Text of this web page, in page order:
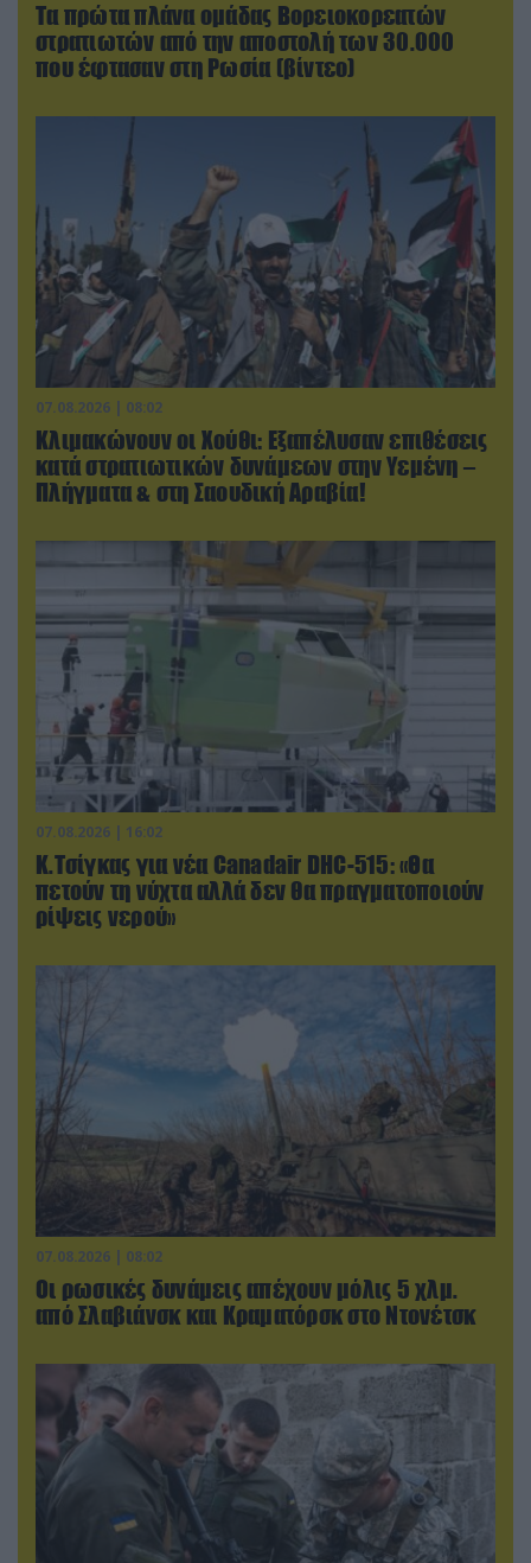
Τα πρώτα πλάνα ομάδας Βορειοκορεατών
στρατιωτών από την αποστολή των 30.000
που έφτασαν στη Ρωσία (βίντεο)
07.08.2026 | 08:02
Κλιμακώνουν οι Χούθι: Eξαπέλυσαν επιθέσεις
κατά στρατιωτικών δυνάμεων στην Υεμένη –
Πλήγματα & στη Σαουδική Αραβία!
07.08.2026 | 16:02
Κ.Τσίγκας για νέα Canadair DHC-515: «Θα
πετούν τη νύχτα αλλά δεν θα πραγματοποιούν
ρίψεις νερού»
07.08.2026 | 08:02
Οι ρωσικές δυνάμεις απέχουν μόλις 5 χλμ.
από Σλαβιάνσκ και Κραματόρσκ στο Ντονέτσκ